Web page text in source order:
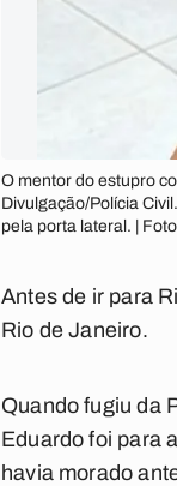
O mentor do estupro
Divulgação/Polícia
pela porta lateral. |
Antes de ir para
Rio de Janeiro.
Quando fugiu da
Eduardo foi para
havia morado